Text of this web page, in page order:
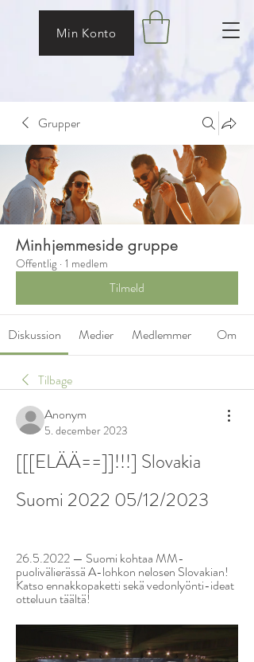
Min Konto
Grupper
Minhjemmeside gruppe
Offentlig · 1 medlem
Tilmeld
Diskussion Medier Medlemmer Om
Tilbage
Anonym
5. december 2023
[[[ELÄÄ==]]!!!] Slovakia
Suomi 2022 05/12/2023
26.5.2022 — Suomi kohtaa MM-
puolivälierässä A-lohkon nelosen Slovakian!
Katso ennakkopaketti sekä vedonlyönti-ideat
otteluun täältä!